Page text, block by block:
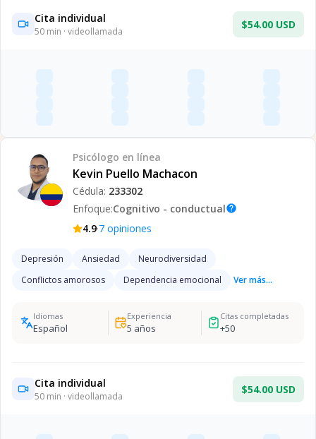
Cita individual
50 min · videollamada
$54.00 USD
Psicólogo en línea
Kevin Puello Machacon
Cédula: 233302
Enfoque:Cognitivo - conductualhelp
4.9·7 opiniones
Depresión Ansiedad
Neurodiversidad
Conflictos amorosos
Dependencia emocional Ver más...
Idiomas
Español
Experiencia
5 años
Citas completadas
+50
Cita individual
50 min · videollamada
$54.00 USD